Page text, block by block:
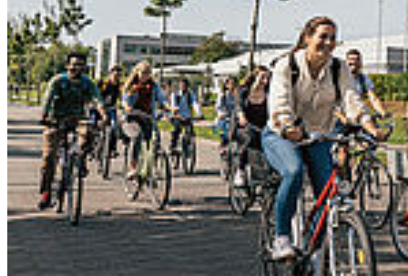
Go to slide 1
Go to slide 2
Go to slide 3
Go to slide 4
Go to slide 5
Go to slide 6
Go to slide 7
Go to slide 8
Go to slide 9